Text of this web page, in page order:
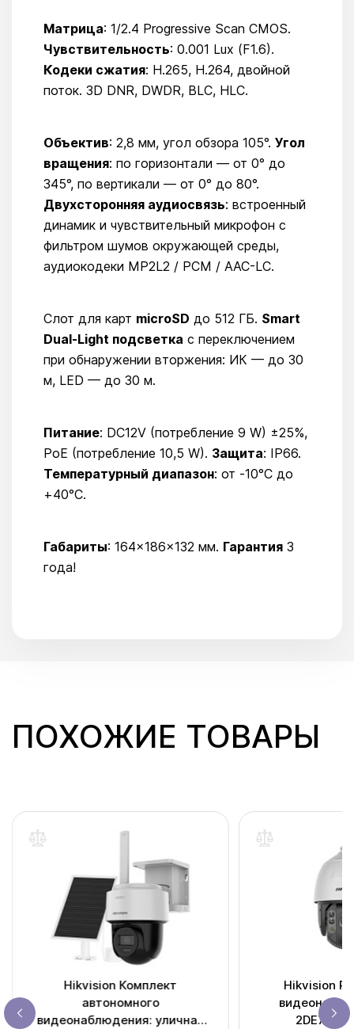
Матрица: 1/2.4 Progressive Scan CMOS.
Чувствительность: 0.001 Lux (F1.6).
Кодеки сжатия: H.265, H.264, двойной
поток. 3D DNR, DWDR, BLC, HLC.
Объектив: 2,8 мм, угол обзора 105°. Угол
вращения: по горизонтали — от 0° до
345°, по вертикали — от 0° до 80°.
Двухсторонняя аудиосвязь: встроенный
динамик и чувствительный микрофон с
фильтром шумов окружающей среды,
аудиокодеки MP2L2 / PCM / AAC-LC.
Слот для карт microSD до 512 ГБ. Smart
Dual-Light подсветка с переключением
при обнаружении вторжения: ИК — до 30
м, LED — до 30 м.
Питание: DC12V (потребление 9 W) ±25%,
PoE (потребление 10,5 W). Защита: IP66.
Температурный диапазон: от -10°C до
+40°C.
Габариты: 164×186×132 мм. Гарантия 3
года!
ПОХОЖИЕ ТОВАРЫ
Hikvision Комплект
автономного
видеонаблюдения: уличная
Hikvision